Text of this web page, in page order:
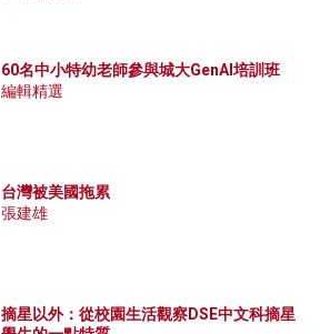
60名中小特幼老師參與城大GenAI培訓班
編輯精選
台灣被美國拖累
張建雄
摘星以外：從校園生活觀察DSE中文科摘星